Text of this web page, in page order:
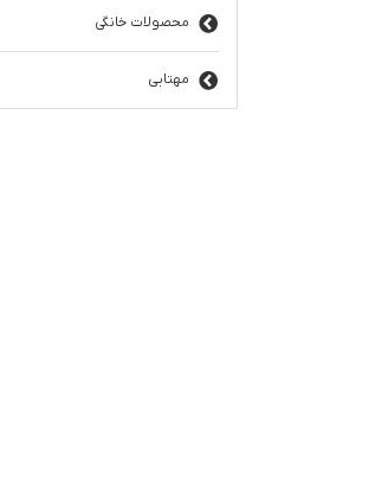
محصولات خانگی
مهتابی